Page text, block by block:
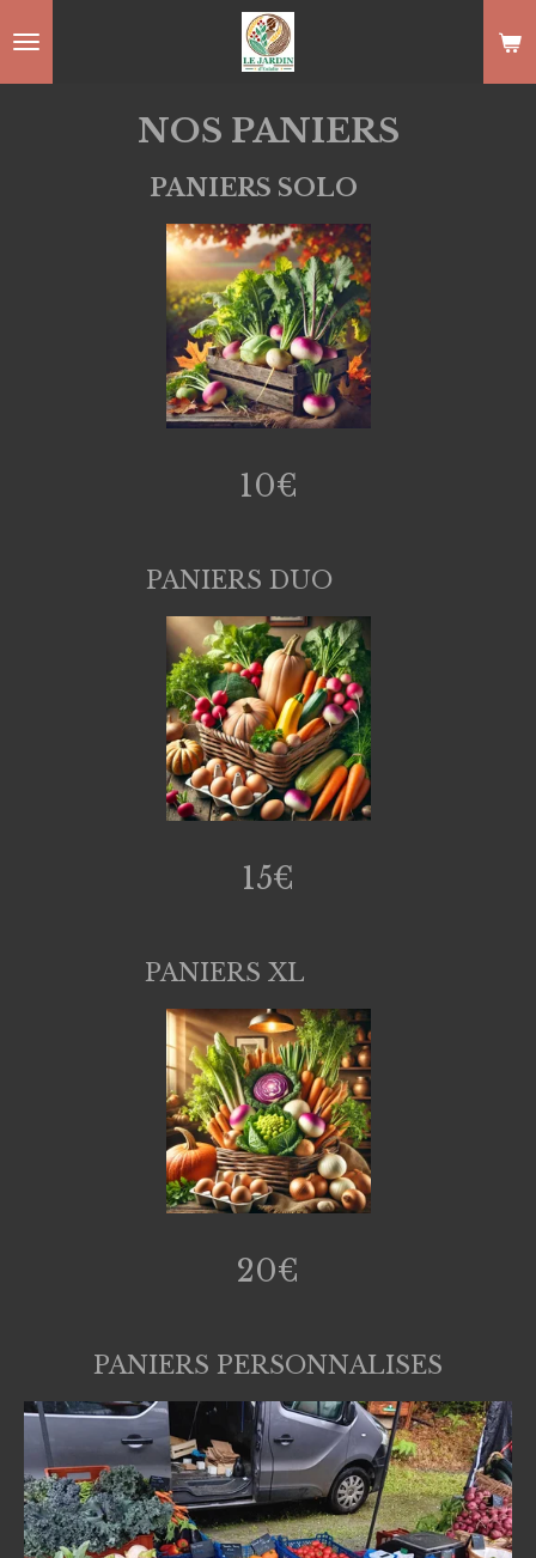
NOS PANIERS
PANIERS SOLO
10€
PANIERS DUO
15€
PANIERS XL
20€
PANIERS PERSONNALISES